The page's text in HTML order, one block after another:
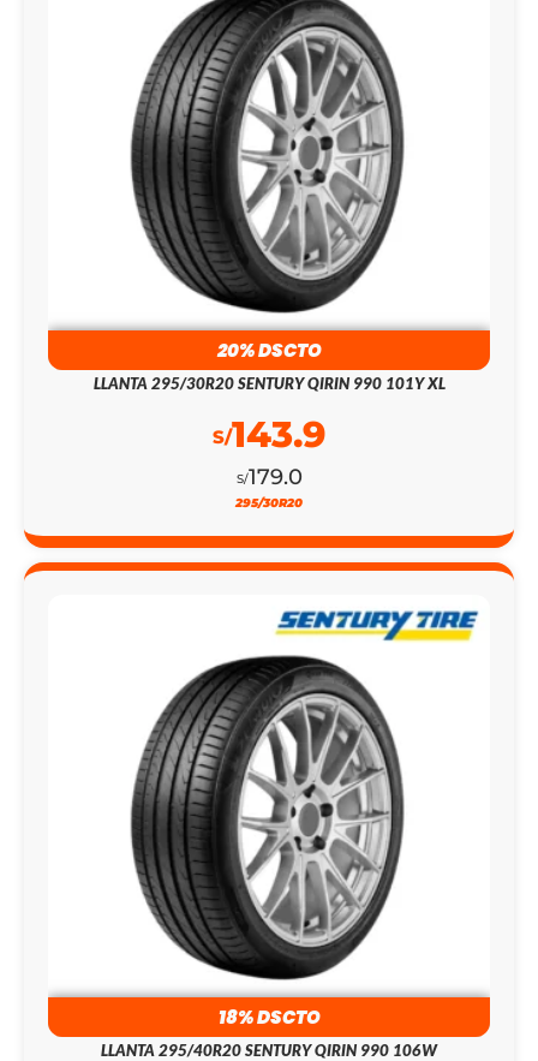
20% DSCTO
LLANTA 295/30R20 SENTURY QIRIN 990 101Y XL
S/179.0
S/143.9
295/30R20
18% DSCTO
LLANTA 295/40R20 SENTURY QIRIN 990 106W